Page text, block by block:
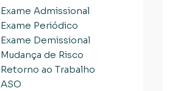
Exame Admissional
Exame Periódico
Exame Demissional
Mudança de Risco
Retorno ao Trabalho
ASO